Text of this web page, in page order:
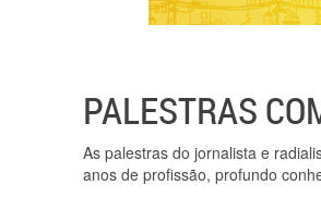
PALESTRAS
As palestras do jornalista e
anos de profissão, profundo